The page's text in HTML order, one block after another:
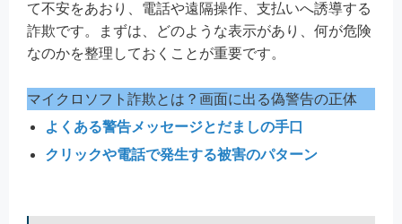
て不安をあおり、電話や遠隔操作、支払いへ誘導する
詐欺です。まずは、どのような表示があり、何が危険
なのかを整理しておくことが重要です。
マイクロソフト詐欺とは？画面に出る偽警告の正体
よくある警告メッセージとだましの手口
クリックや電話で発生する被害のパターン